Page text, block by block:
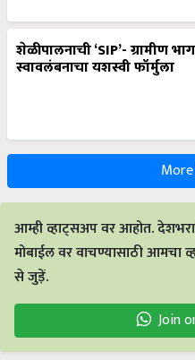
स्वावलंबनाचा यशस्वी फॉर्मुला
आम्ही व्हाट्सअप वर आहोत.
मोबाईल वर वाचण्यासाठी आमचा
से जुड़ें.
Join